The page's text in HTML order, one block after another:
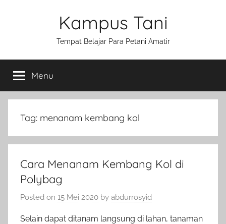
Kampus Tani
Tempat Belajar Para Petani Amatir
Menu
Tag: menanam kembang kol
Cara Menanam Kembang Kol di
Polybag
Posted on 15 Mei 2020 by abdurrosyid
Selain dapat ditanam langsung di lahan, tanaman